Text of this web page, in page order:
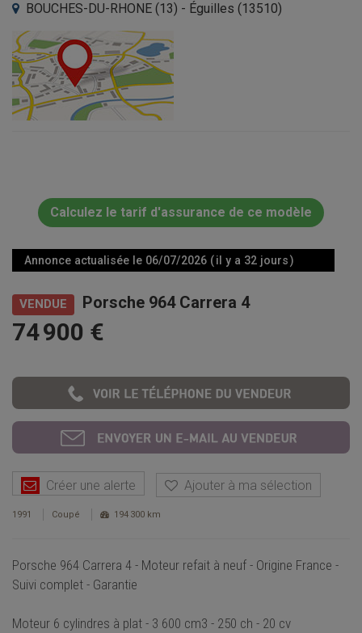
BOUCHES-DU-RHONE (13) - Éguilles (13510)
Calculez le tarif d'assurance de ce modèle
Annonce actualisée le 06/07/2026 ( il y a 32 jours )
VENDUE Porsche 964 Carrera 4
74 900 €
Créer une alerte Ajouter à ma sélection
1991 Coupé 194 300 km
Porsche 964 Carrera 4 - Moteur refait à neuf - Origine France -
Suivi complet - Garantie
Moteur 6 cylindres à plat - 3 600 cm3 - 250 ch - 20 cv